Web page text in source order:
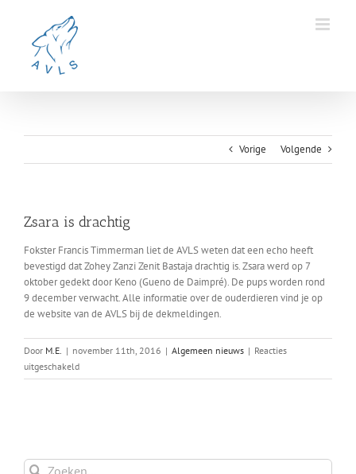
Vorige Volgende
Zsara is drachtig
Fokster Francis Timmerman liet de AVLS weten dat een echo heeft
bevestigd dat Zohey Zanzi Zenit Bastaja drachtig is. Zsara werd op 7
oktober gedekt door Keno (Gueno de Daimpré). De pups worden rond
9 december verwacht. Alle informatie over de ouderdieren vind je op
de website van de AVLS bij de dekmeldingen.
Door M.E. | november 11th, 2016 | Algemeen nieuws | Reacties
uitgeschakeldvoor
Zsara
Zoeken